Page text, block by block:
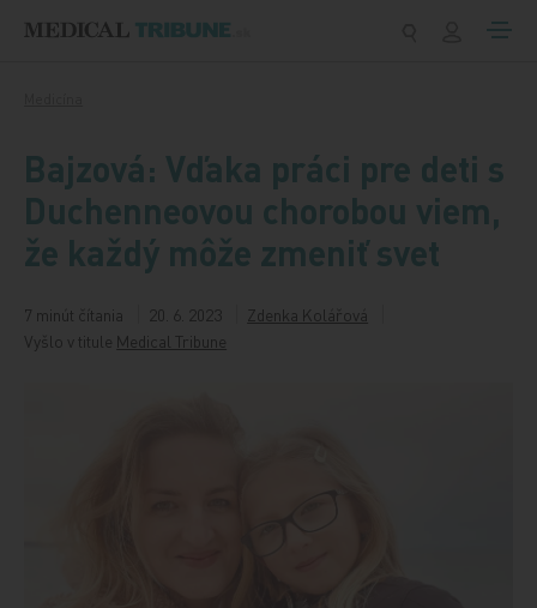
Bajzová: Vďaka práci pre deti s
Duchenneovou chorobou viem,
že každý môže zmeniť svet
7 minút čítania 20. 6. 2023
Zdenka Kolářová
Vyšlo v titule Medical Tribune